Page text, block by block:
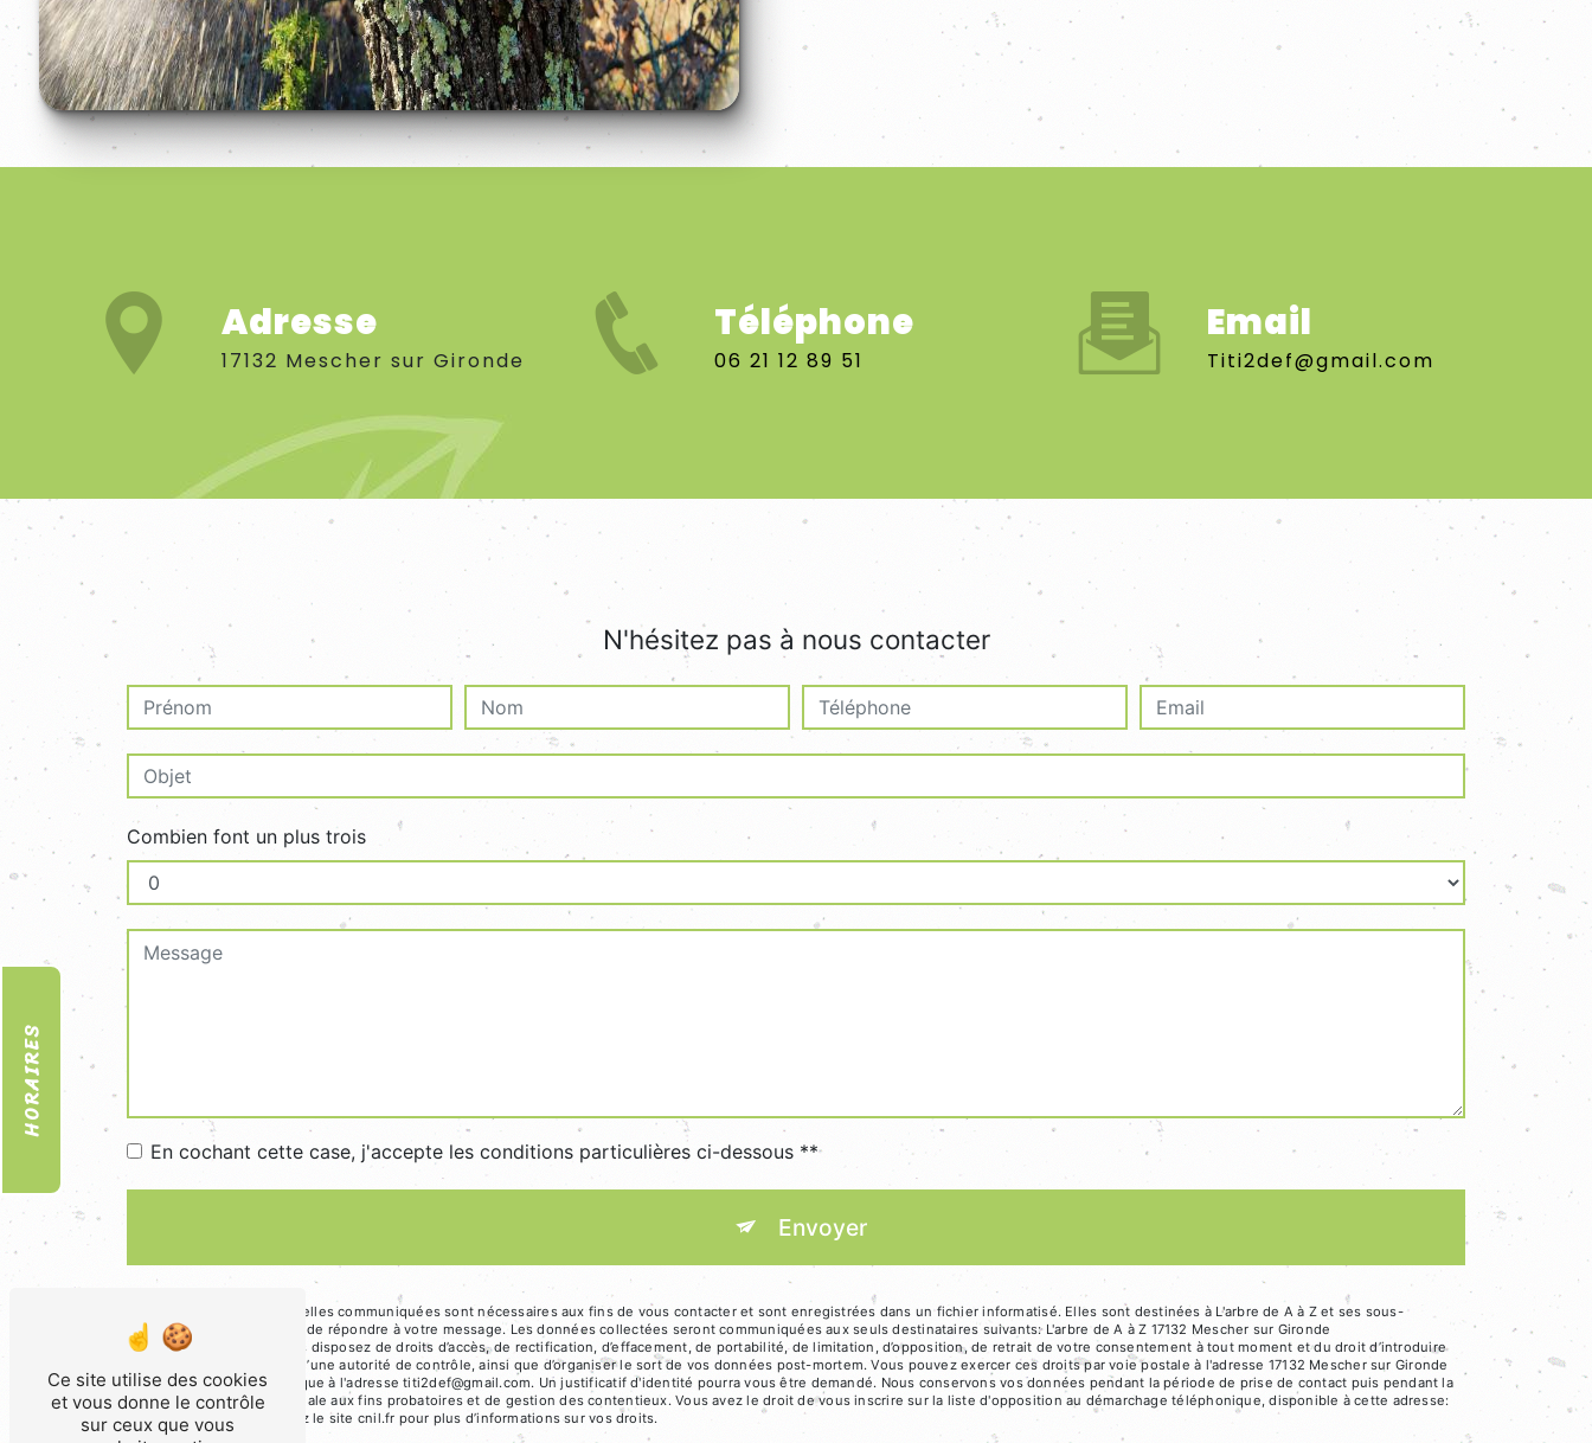
Adresse
17132 Mescher sur Gironde
Téléphone
06 21 12 89 51
Email
titi2def@gmail.com
N'hésitez pas à nous contacter
Combien font un plus trois
En cochant cette case, j'accepte les conditions particulières ci-dessous **
Envoyer
** Les données personnelles communiquées sont nécessaires aux fins de vous contacter et sont enregistrées dans un fichier informatisé. Elles sont destinées à L'arbre de A à Z et ses sous-
traitants dans le seul but de répondre à votre message. Les données collectées seront communiquées aux seuls destinataires suivants: L'arbre de A à Z 17132 Mescher sur Gironde
titi2def@gmail.com. Vous disposez de droits d’accès, de rectification, d’effacement, de portabilité, de limitation, d’opposition, de retrait de votre consentement à tout moment et du droit d’introduire
une réclamation auprès d’une autorité de contrôle, ainsi que d’organiser le sort de vos données post-mortem. Vous pouvez exercer ces droits par voie postale à l'adresse 17132 Mescher sur Gironde
ou par courrier électronique à l'adresse titi2def@gmail.com. Un justificatif d'identité pourra vous être demandé. Nous conservons vos données pendant la période de prise de contact puis pendant la
durée de prescription légale aux fins probatoires et de gestion des contentieux. Vous avez le droit de vous inscrire sur la liste d'opposition au démarchage téléphonique, disponible à cette adresse:
Bloctel.gouv.fr . Consultez le site cnil.fr pour plus d’informations sur vos droits.
HORAIRES
Ce site utilise des cookies
et vous donne le contrôle
sur ceux que vous